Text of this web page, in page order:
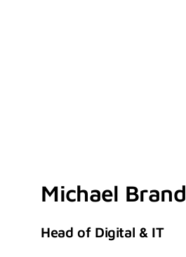
Michael Brand
Head of Digital & IT